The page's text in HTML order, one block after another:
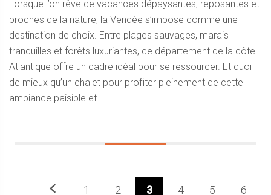
Lorsque l’on rêve de vacances dépaysantes, reposantes et
proches de la nature, la Vendée s’impose comme une
destination de choix. Entre plages sauvages, marais
tranquilles et forêts luxuriantes, ce département de la côte
Atlantique offre un cadre idéal pour se ressourcer. Et quoi
de mieux qu’un chalet pour profiter pleinement de cette
ambiance paisible et ...
Précédent
1 2 3 4 5
6